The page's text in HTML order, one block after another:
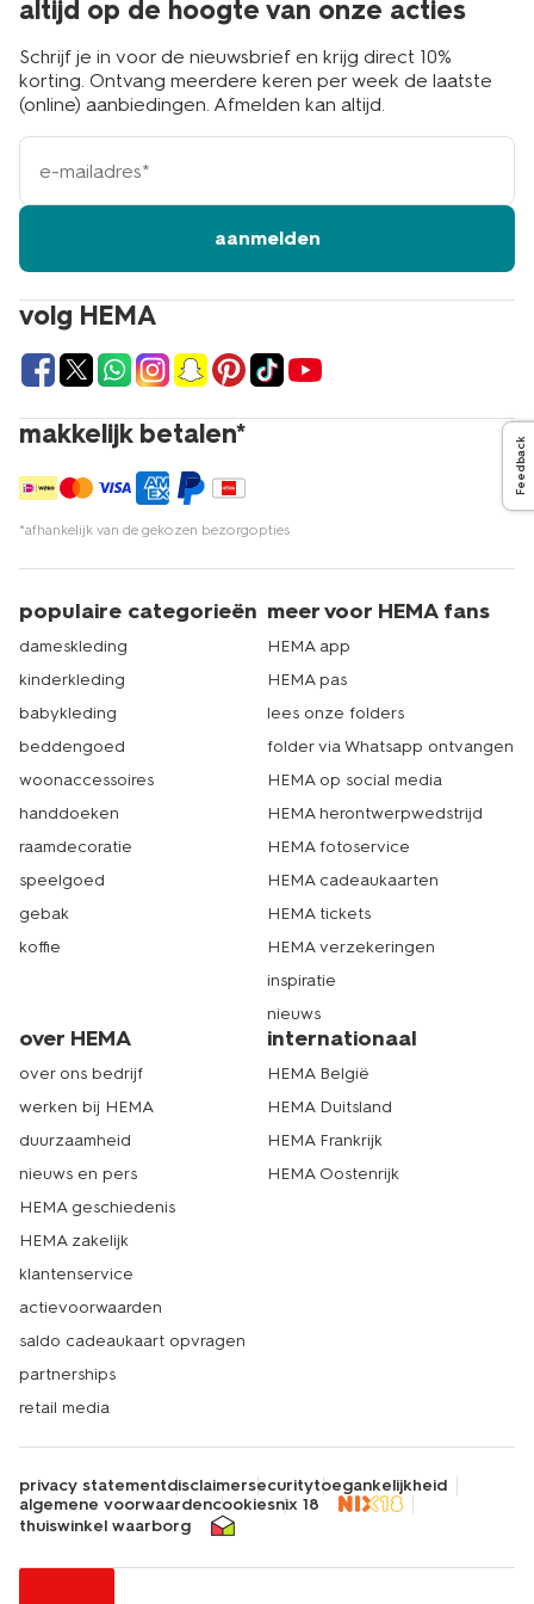
volg HEMA
makkelijk betalen*
*afhankelijk van de gekozen bezorgopties
altijd op de hoogte van onze acties
Schrijf je in voor de nieuwsbrief en krijg direct 10%
korting. Ontvang meerdere keren per week de laatste
(online) aanbiedingen. Afmelden kan altijd.
e-
mailadres
aanmelden
populaire categorieën
dameskleding
kinderkleding
babykleding
beddengoed
woonaccessoires
handdoeken
raamdecoratie
speelgoed
gebak
koffie
meer voor HEMA fans
HEMA app
HEMA pas
lees onze folders
folder via Whatsapp ontvangen
HEMA op social media
HEMA herontwerpwedstrijd
HEMA fotoservice
HEMA cadeaukaarten
HEMA tickets
HEMA verzekeringen
inspiratie
nieuws
over HEMA
over ons bedrijf
werken bij HEMA
duurzaamheid
nieuws en pers
HEMA geschiedenis
HEMA zakelijk
klantenservice
actievoorwaarden
saldo cadeaukaart opvragen
partnerships
retail media
internationaal
HEMA België
HEMA Duitsland
HEMA Frankrijk
HEMA Oostenrijk
privacy statementdisclaimersecuritytoegankelijkheid
algemene voorwaardencookiesnix 18
thuiswinkel waarborg
Feedback